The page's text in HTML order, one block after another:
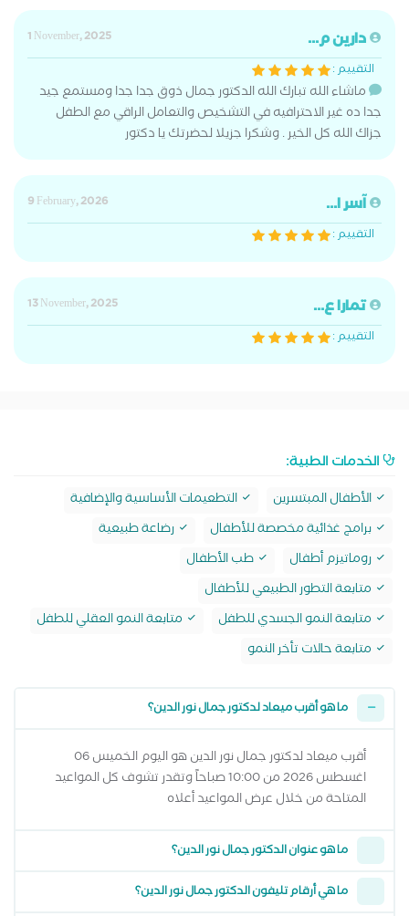
دارين م...
1 November, 2025
التقييم :
ماشاء الله تبارك الله الدكتور جمال ذوق جدا جدا ومستمع جيد
جدا ده غير الاحترافيه في التشخيص والتعامل الراقي مع الطفل
جزاك الله كل الخير . وشكرا جزيلا لحضرتك يا دكتور
آسر ا...
9 February, 2026
التقييم :
تمارا ع...
13 November, 2025
التقييم :
الخدمات الطبية:
الأطفال المبتسرين
التطعيمات الأساسية والإضافية
برامج غذائية مخصصة للأطفال
رضاعة طبيعية
روماتيزم أطفال
طب الأطفال
متابعة التطور الطبيعي للأطفال
متابعة النمو الجسدي للطفل
متابعة النمو العقلي للطفل
متابعة حالات تأخر النمو
ما هو أقرب ميعاد لدكتور جمال نور الدين؟
أقرب ميعاد لدكتور جمال نور الدين هو اليوم الخميس 06
اغسطس 2026 من 10:00 صباحاً وتقدر تشوف كل المواعيد
المتاحة من خلال عرض المواعيد أعلاه
ما هو عنوان الدكتور جمال نور الدين؟
ما هي أرقام تليفون الدكتور جمال نور الدين؟